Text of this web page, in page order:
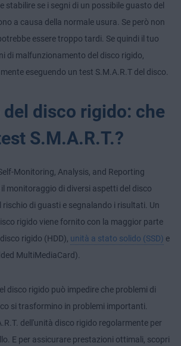
stabilire se i segni di un possibile guasto del
a causa della normale usura. Se però non
essere troppo tardi. Se quindi il tuo
di malfunzionamento del disco rigido,
eseguendo un test S.M.A.R.T del disco.
disco rigido: che
S.M.A.R.T.?
Monitoring, Analysis, and Reporting
monitoraggio di diversi aspetti del disco
rischio di guasti e segnalando i risultati. Un
rigido viene fornito con la maggior parte
rigido (HDD), unità a stato solido (SSD) e
MultiMediaCard).
disco rigido può impedire che problemi di
si trasformino in problemi importanti.
dell'unità disco rigido regolarmente per
E per assicurare prestazioni ottimali, scopri